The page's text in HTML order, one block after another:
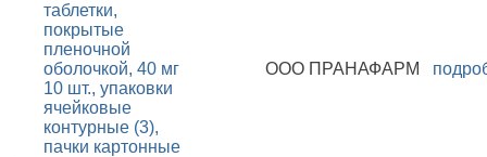
таблетки,
покрытые
пленочной
оболочкой, 40 мг
10 шт., упаковки
ячейковые
контурные (3),
пачки картонные
ООО ПРАНАФАРМ